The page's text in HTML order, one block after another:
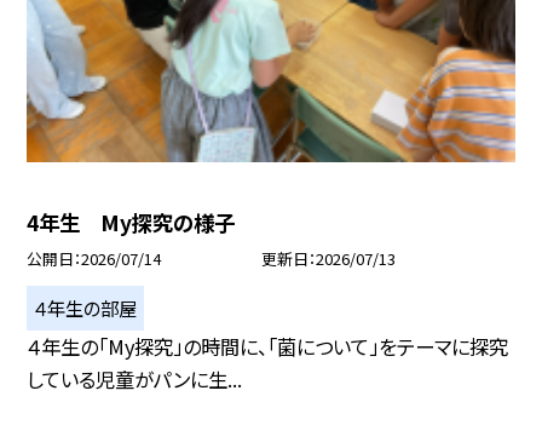
4年生 My探究の様子
公開日 2026/07/14 更新日 2026/07/13
４年生の部屋
４年生の「My探究」の時間に、「菌について」をテーマに探究
している児童がパンに生...